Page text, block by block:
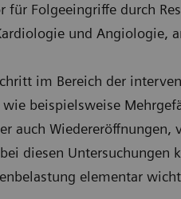
für Folgeeingriffe durch
und Angiologie,
im Bereich der
beispielsweise
auch
diesen
elementar